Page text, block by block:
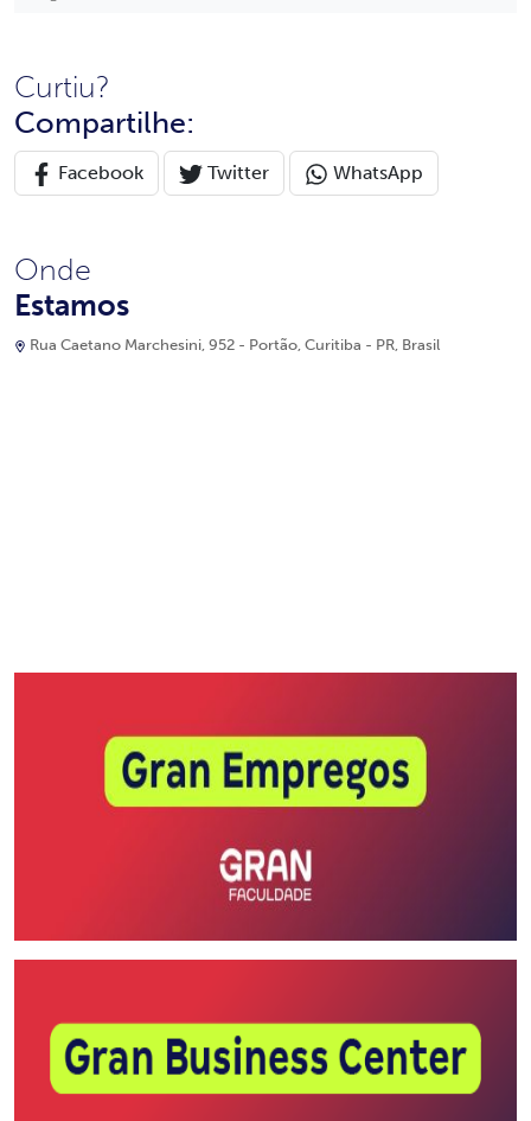
Curtiu?
Compartilhe:
Facebook Twitter WhatsApp
Onde
Estamos
Rua Caetano Marchesini, 952 - Portão, Curitiba - PR, Brasil